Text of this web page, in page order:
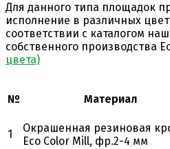
Для данного типа площадок
исполнение в различных
соответствии с каталогом
собственного производства
цвета)
№ Материал
1
Окрашенная резиновая
Eco Color Mill, фр.2-4 мм